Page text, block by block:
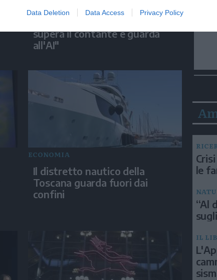
Data Deletion Data Access Privacy Policy
supera il contante e guarda
all'AI"
ECONOMIA
Il distretto nautico della
Toscana guarda fuori dai
confini
le
“Al
IL